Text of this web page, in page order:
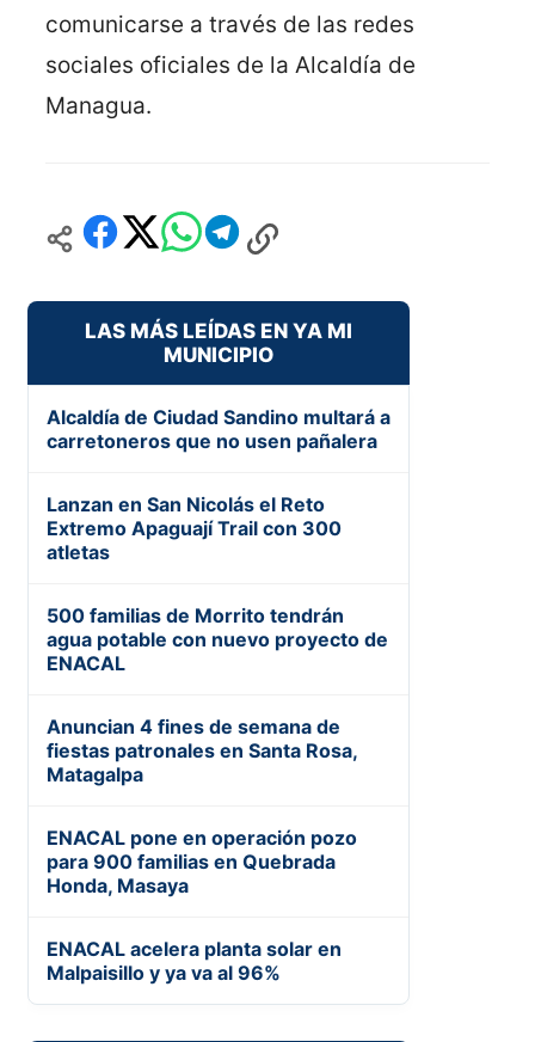
comunicarse a través de las redes
sociales oficiales de la Alcaldía de
Managua.
LAS MÁS LEÍDAS EN YA MI
MUNICIPIO
Alcaldía de Ciudad Sandino multará a
carretoneros que no usen pañalera
Lanzan en San Nicolás el Reto
Extremo Apaguají Trail con 300
atletas
500 familias de Morrito tendrán
agua potable con nuevo proyecto de
ENACAL
Anuncian 4 fines de semana de
fiestas patronales en Santa Rosa,
Matagalpa
ENACAL pone en operación pozo
para 900 familias en Quebrada
Honda, Masaya
ENACAL acelera planta solar en
Malpaisillo y ya va al 96%